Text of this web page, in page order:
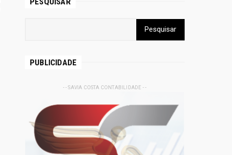
PUBLICIDADE
- - SAVIA COSTA CONTABILIDADE - -